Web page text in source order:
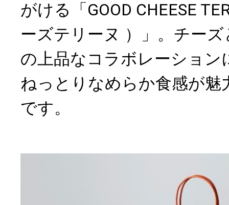
がける「GOOD CHEESE
ーズテリーヌ ）」。チー
の上品なコラボレーション
ねっとりなめらか食感が魅
です。